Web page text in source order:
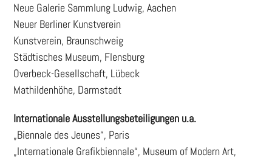
Neue Galerie Sammlung Ludwig, Aachen
Neuer Berliner Kunstverein
Kunstverein, Braunschweig
Städtisches Museum, Flensburg
Overbeck-Gesellschaft, Lübeck
Mathildenhöhe, Darmstadt
Internationale Ausstellungsbeteiligungen u.a.
„Biennale des Jeunes“, Paris
„Internationale Grafikbiennale“, Museum of Modern Art,